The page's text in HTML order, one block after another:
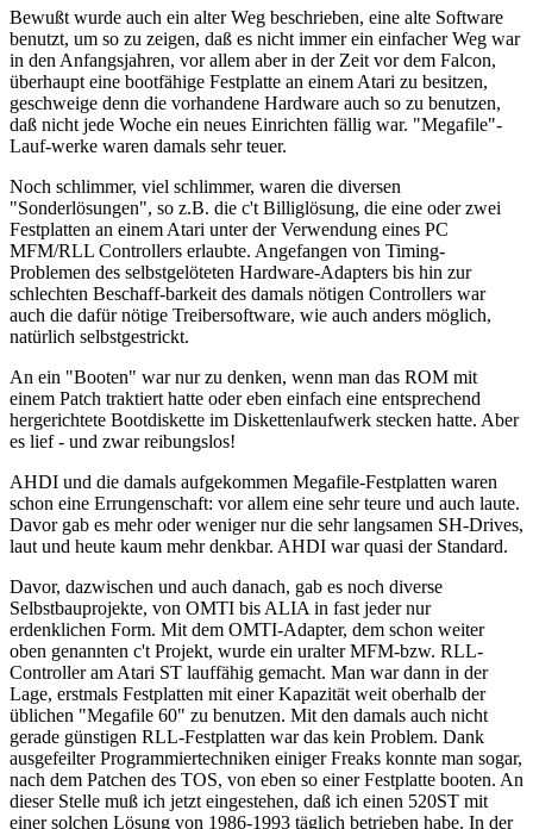
Bewußt wurde auch ein alter Weg beschrieben, eine alte Software
benutzt, um so zu zeigen, daß es nicht immer ein einfacher Weg war
in den Anfangsjahren, vor allem aber in der Zeit vor dem Falcon,
überhaupt eine bootfähige Festplatte an einem Atari zu besitzen,
geschweige denn die vorhandene Hardware auch so zu benutzen,
daß nicht jede Woche ein neues Einrichten fällig war. "Megafile"-
Lauf-werke waren damals sehr teuer.
Noch schlimmer, viel schlimmer, waren die diversen
"Sonderlösungen", so z.B. die c't Billiglösung, die eine oder zwei
Festplatten an einem Atari unter der Verwendung eines PC
MFM/RLL Controllers erlaubte. Angefangen von Timing-
Problemen des selbstgelöteten Hardware-Adapters bis hin zur
schlechten Beschaff-barkeit des damals nötigen Controllers war
auch die dafür nötige Treibersoftware, wie auch anders möglich,
natürlich selbstgestrickt.
An ein "Booten" war nur zu denken, wenn man das ROM mit
einem Patch traktiert hatte oder eben einfach eine entsprechend
hergerichtete Bootdiskette im Diskettenlaufwerk stecken hatte. Aber
es lief - und zwar reibungslos!
AHDI und die damals aufgekommen Megafile-Festplatten waren
schon eine Errungenschaft: vor allem eine sehr teure und auch laute.
Davor gab es mehr oder weniger nur die sehr langsamen SH-Drives,
laut und heute kaum mehr denkbar. AHDI war quasi der Standard.
Davor, dazwischen und auch danach, gab es noch diverse
Selbstbauprojekte, von OMTI bis ALIA in fast jeder nur
erdenklichen Form. Mit dem OMTI-Adapter, dem schon weiter
oben genannten c't Projekt, wurde ein uralter MFM-bzw. RLL-
Controller am Atari ST lauffähig gemacht. Man war dann in der
Lage, erstmals Festplatten mit einer Kapazität weit oberhalb der
üblichen "Megafile 60" zu benutzen. Mit den damals auch nicht
gerade günstigen RLL-Festplatten war das kein Problem. Dank
ausgefeilter Programmiertechniken einiger Freaks konnte man sogar,
nach dem Patchen des TOS, von eben so einer Festplatte booten. An
dieser Stelle muß ich jetzt eingestehen, daß ich einen 520ST mit
einer solchen Lösung von 1986-1993 täglich betrieben habe. In der